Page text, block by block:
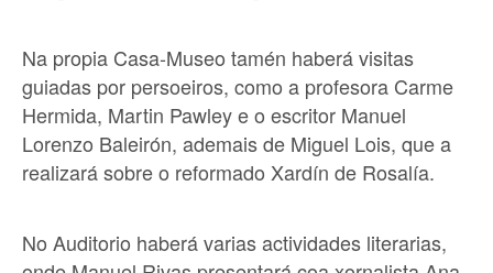
Na propia Casa-Museo tamén haberá visitas
guiadas por persoeiros, como a profesora Carme
Hermida, Martin Pawley e o escritor Manuel
Lorenzo Baleirón, ademais de Miguel Lois, que a
realizará sobre o reformado Xardín de Rosalía.
No Auditorio haberá varias actividades literarias,